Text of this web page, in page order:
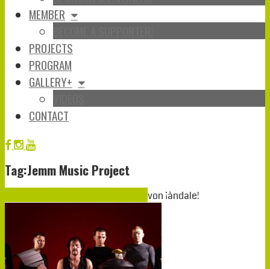
MEMBER
PROJECTS
PROGRAM
GALLERY+
CONTACT
Tag:Jemm Music Project
von ¡àndale!